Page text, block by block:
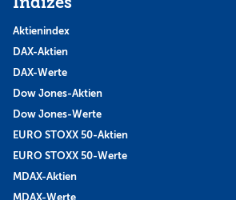
Aktienindex
DAX-Aktien
DAX-Werte
Dow Jones-Aktien
Dow Jones-Werte
EURO STOXX 50-Aktien
EURO STOXX 50-Werte
MDAX-Aktien
MDAX-Werte